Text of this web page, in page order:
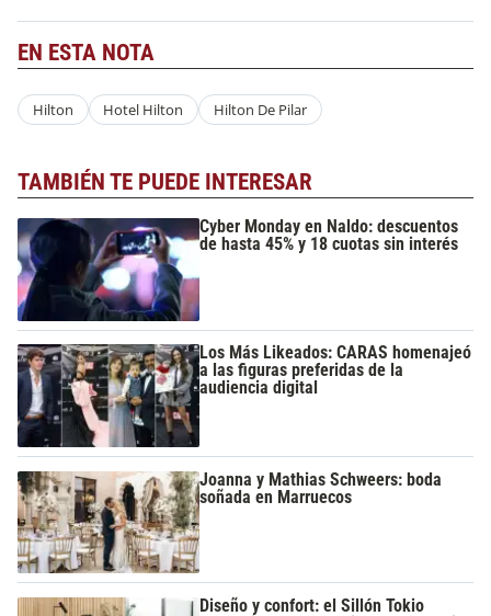
EN ESTA NOTA
Hilton Hotel Hilton Hilton De Pilar
TAMBIÉN TE PUEDE INTERESAR
Cyber Monday en Naldo: descuentos
de hasta 45% y 18 cuotas sin interés
Los Más Likeados: CARAS homenajeó
a las figuras preferidas de la
audiencia digital
Joanna y Mathias Schweers: boda
soñada en Marruecos
Diseño y confort: el Sillón Tokio